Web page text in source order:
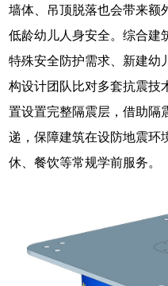
墙体、吊顶脱落也会带来额
低龄幼儿人身安全。综合建
特殊安全防护需求、新建幼
构设计团队比对多套抗震技
置设置完整隔震层，借助隔
递，保障建筑在设防地震环
休、餐饮等常规学前服务。